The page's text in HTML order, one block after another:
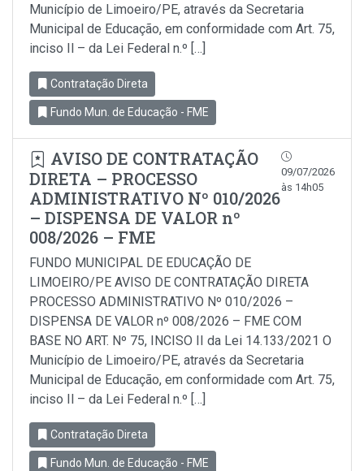
Município de Limoeiro/PE, através da Secretaria
Municipal de Educação, em conformidade com Art. 75,
inciso Il – da Lei Federal n.º […]
Contratação Direta
Fundo Mun. de Educação - FME
AVISO DE CONTRATAÇÃO
DIRETA – PROCESSO
ADMINISTRATIVO Nº 010/2026
– DISPENSA DE VALOR nº
008/2026 – FME
09/07/2026
às 14h05
FUNDO MUNICIPAL DE EDUCAÇÃO DE
LIMOEIRO/PE AVISO DE CONTRATAÇÃO DIRETA
PROCESSO ADMINISTRATIVO Nº 010/2026 –
DISPENSA DE VALOR nº 008/2026 – FME COM
BASE NO ART. Nº 75, INCISO II da Lei 14.133/2021 O
Município de Limoeiro/PE, através da Secretaria
Municipal de Educação, em conformidade com Art. 75,
inciso Il – da Lei Federal n.º […]
Contratação Direta
Fundo Mun. de Educação - FME